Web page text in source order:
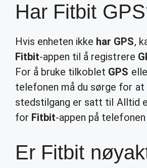
Har Fitbit
Hvis enheten ikke har GPS,
Fitbit-appen til å registrere
For å bruke tilkoblet GPS
telefonen må du sørge for
stedstilgang er satt til Alltid
for Fitbit-appen på telefonen
Er Fitbit